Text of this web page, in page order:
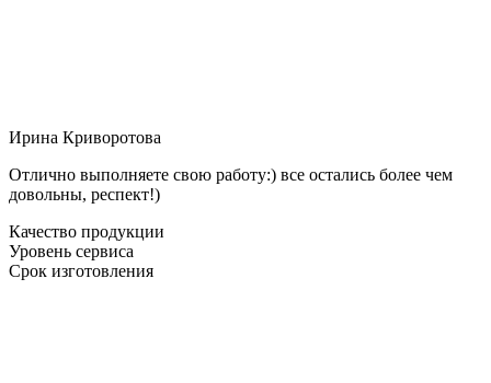
Ирина Криворотова
Отлично выполняете свою работу:) все остались более чем
довольны, респект!)
Качество продукции
Уровень сервиса
Срок изготовления